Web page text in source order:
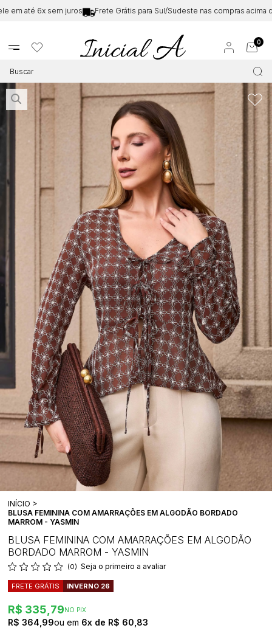
até 6x sem juros Frete Grátis para Sul/Sudeste nas compras acima de
0
INÍCIO
BLUSA FEMININA COM AMARRAÇÕES EM ALGODÃO BORDADO
MARROM - YASMIN
BLUSA FEMININA COM AMARRAÇÕES EM ALGODÃO
BORDADO MARROM - YASMIN
(0) Seja o primeiro a avaliar
FRETE GRÁTIS INVERNO 26
R$ 335,79NO PIX
R$ 364,99 6x R$ 60,83